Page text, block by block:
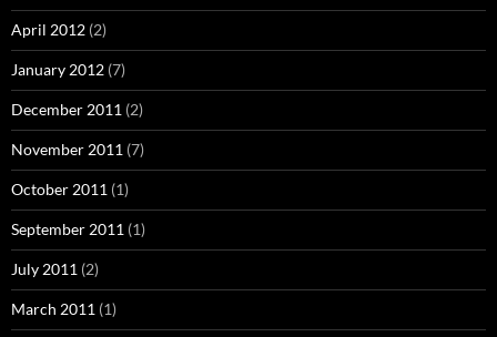
April 2012 (2)
January 2012 (7)
December 2011 (2)
November 2011 (7)
October 2011 (1)
September 2011 (1)
July 2011 (2)
March 2011 (1)